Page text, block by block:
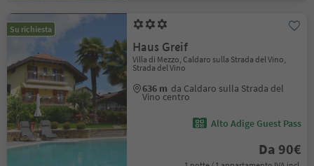
Su richiesta
Haus Greif
Villa di Mezzo, Caldaro sulla Strada del Vino,
Strada del Vino
636 m da Caldaro sulla Strada del
Vino centro
Alto Adige Guest Pass
Da 90€